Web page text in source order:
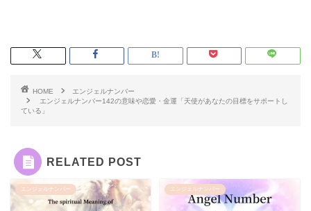
HOME
エンジェルナンバー
エンジェルナンバー142の意味や恋愛・金運「天使があなたの目標をサポートし
ている」
RELATED POST
エンジェルナンバー エンジェルナンバー